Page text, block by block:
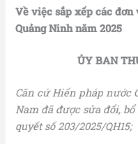
Về việc sắp xếp các
Quảng Ninh năm 2025
ỦY BAN
Căn cứ Hiến pháp nước
Nam đã được sửa đổi,
quyết số 203/2025/QH15;